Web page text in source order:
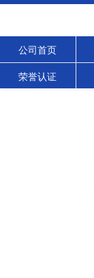
公司首页
荣誉认证